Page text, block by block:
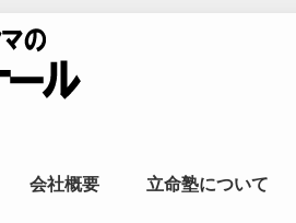
ウメヤマ
会社概要 立命塾について